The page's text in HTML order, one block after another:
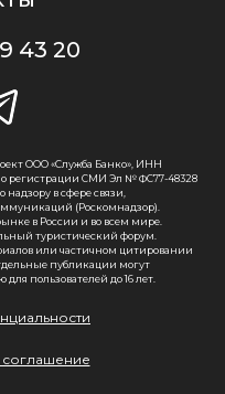
43 20
ООО «Служба Банко», ИНН
о регистрации СМИ Эл № ФС77-48328
надзору в сфере связи,
(Роскомнадзор).
в России и во всем мире.
туристический форум.
или частичном цитировании
публикации могут
пользователей до 16 лет.
соглашение